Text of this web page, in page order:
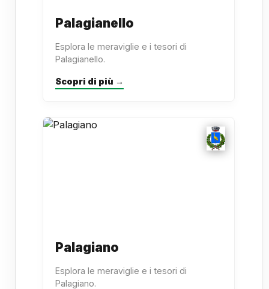
Palagianello
Esplora le meraviglie e i tesori di
Palagianello.
Scopri di più →
Palagiano
Esplora le meraviglie e i tesori di
Palagiano.